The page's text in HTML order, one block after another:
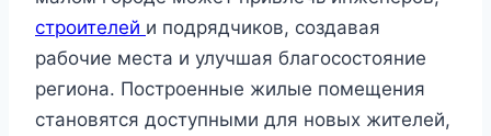
строителей и подрядчиков, создавая
рабочие места и улучшая благосостояние
региона. Построенные жилые помещения
становятся доступными для новых жителей,